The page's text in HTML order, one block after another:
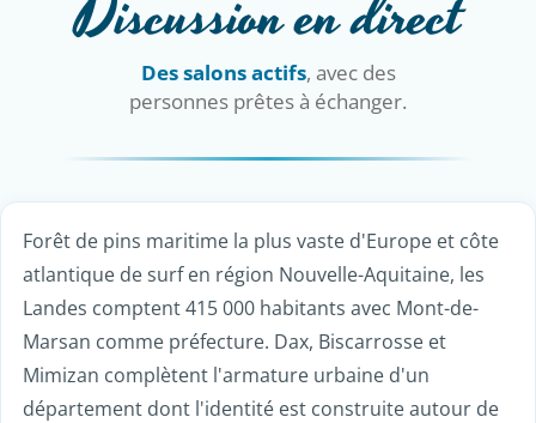
Discussion en direct
Des salons actifs, avec des
personnes prêtes à échanger.
Forêt de pins maritime la plus vaste d'Europe et côte
atlantique de surf en région Nouvelle-Aquitaine, les
Landes comptent 415 000 habitants avec Mont-de-
Marsan comme préfecture. Dax, Biscarrosse et
Mimizan complètent l'armature urbaine d'un
département dont l'identité est construite autour de